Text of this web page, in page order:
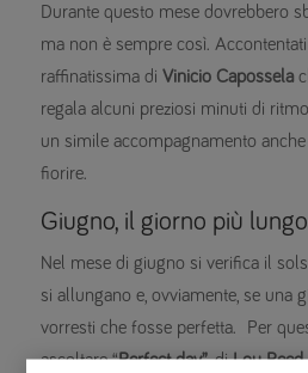
Durante questo mese dovrebbero
ma non è sempre così.
raffinatissima di Vinicio Capossela
regala alcuni preziosi minuti di
un simile accompagnamento
fiorire.
Giugno, il giorno più lungo
Nel mese di giugno si verifica il
si allungano e, ovviamente, se una
vorresti che fosse perfetta. Per
ascoltare “Perfect day”, diLou Reed